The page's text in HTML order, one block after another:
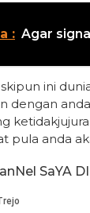
: Agar
ini
dengan
pula anda
SaYA